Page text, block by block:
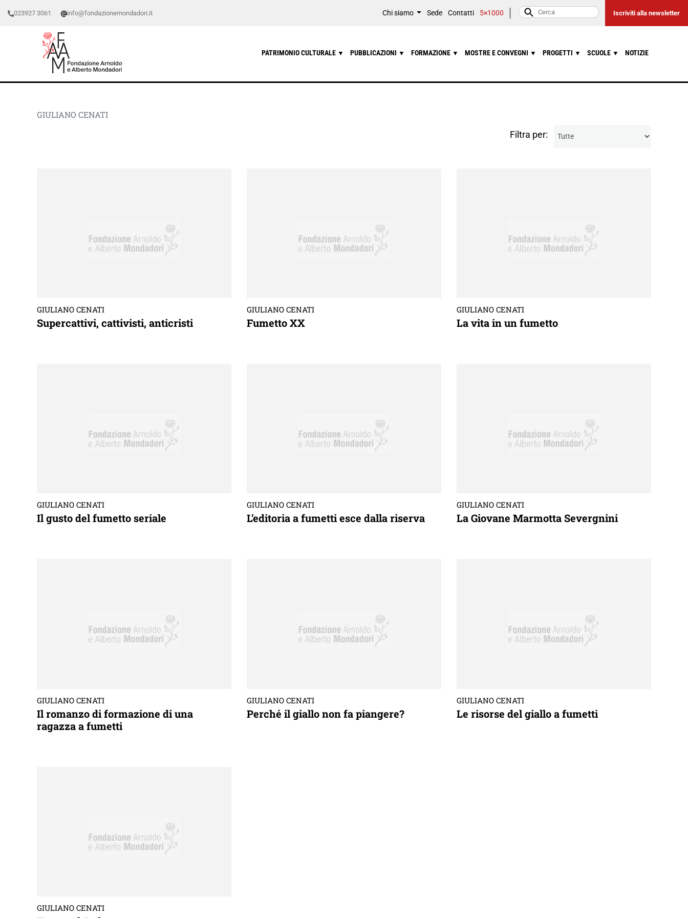
023927 3061 info@fondazionemondadori.it Chi siamo Sede Contatti 5×1000 Iscriviti alla newsletter
PATRIMONIO CULTURALE ▼ PUBBLICAZIONI ▼ FORMAZIONE ▼ MOSTRE E CONVEGNI ▼ PROGETTI ▼ SCUOLE ▼ NOTIZIE
GIULIANO CENATI
Filtra per:
GIULIANO CENATI
Supercattivi, cattivisti, anticristi
GIULIANO CENATI
Fumetto XX
GIULIANO CENATI
La vita in un fumetto
GIULIANO CENATI
Il gusto del fumetto seriale
GIULIANO CENATI
L’editoria a fumetti esce dalla riserva
GIULIANO CENATI
La Giovane Marmotta Severgnini
GIULIANO CENATI
Il romanzo di formazione di una
ragazza a fumetti
GIULIANO CENATI
Perché il giallo non fa piangere?
GIULIANO CENATI
Le risorse del giallo a fumetti
GIULIANO CENATI